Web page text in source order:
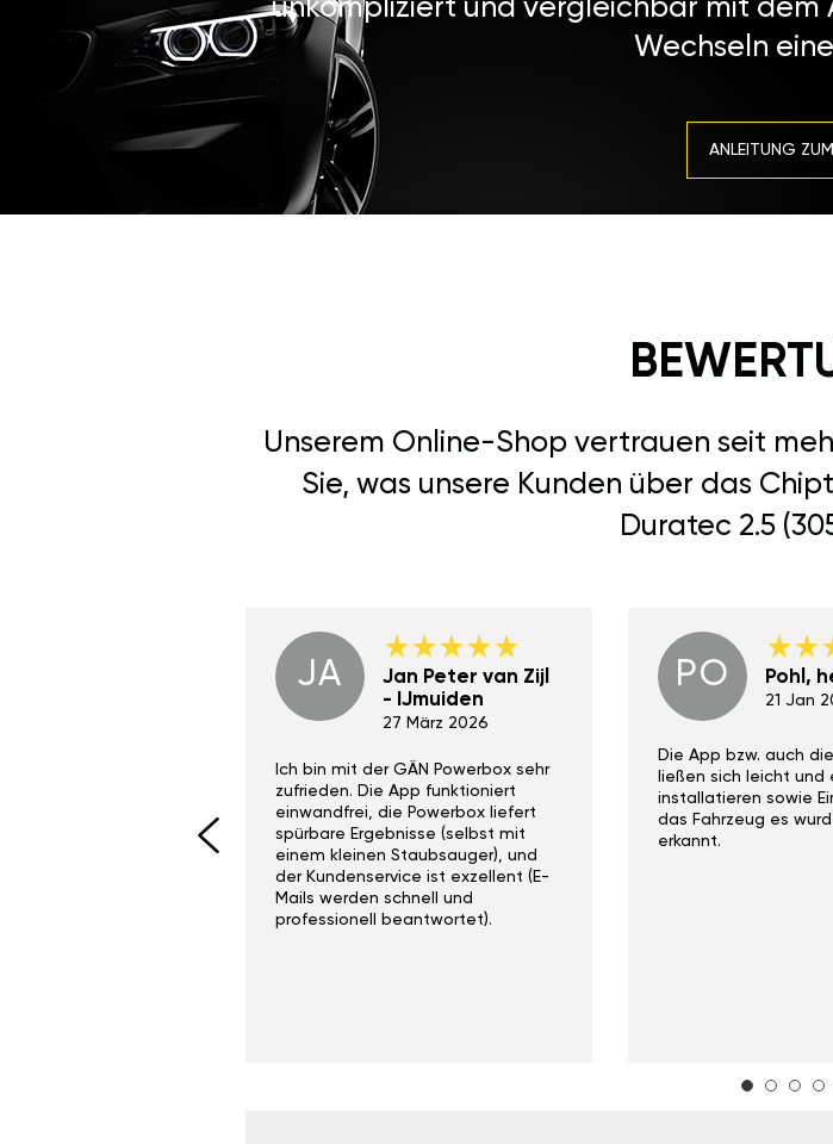
unkompliziert und vergleichbar mit dem
Wechseln
ANLEITUNG
Unserem Online-Shop vertrauen seit
Sie, was unsere Kunden über das
Duratec 2.5
JA
Jan Peter van Zijl
- IJmuiden
27 März 2026
Ich bin mit der GÄN Powerbox sehr
zufrieden. Die App funktioniert
einwandfrei, die Powerbox liefert
spürbare Ergebnisse (selbst mit
einem kleinen Staubsauger), und
der Kundenservice ist exzellent (E-
Mails werden schnell und
professionell beantwortet).
PO Pohl,
21 Jan
Die App bzw. auch
ließen sich leicht und
installatieren sowie
das Fahrzeug es
erkannt.